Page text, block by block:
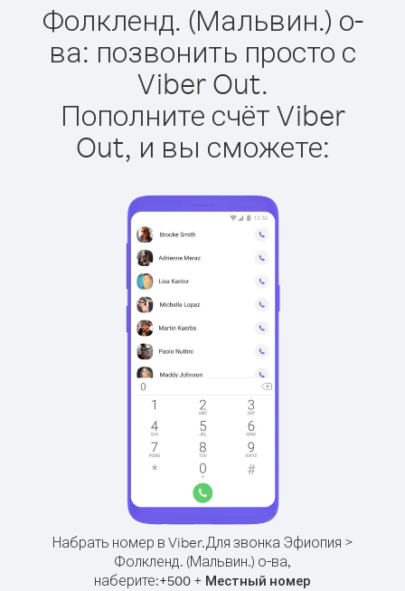
Фолкленд. (Мальвин.) о-
ва: позвонить просто с
Viber Out.
Пополните счёт Viber
Out, и вы сможете:
Набрать номер в Viber.Для звонка Эфиопия >
Фолкленд. (Мальвин.) о-ва,
наберите:+500 + Местный номер